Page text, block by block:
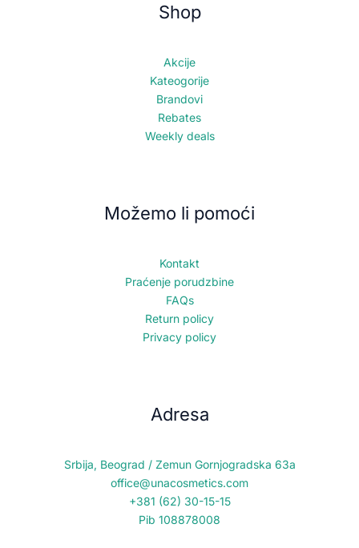
Shop
Akcije
Kateogorije
Brandovi
Rebates
Weekly deals
Možemo li pomoći
Kontakt
Praćenje porudzbine
FAQs
Return policy
Privacy policy
Adresa
Srbija, Beograd / Zemun Gornjogradska 63a
office@unacosmetics.com
+381 (62) 30-15-15
Pib 108878008